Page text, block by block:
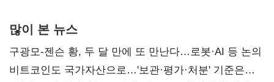
많이 본 뉴스
구광모-젠슨 황, 두 달 만에 또 만난다…로봇·AI 등 논의
비트코인도 국가자산으로…'보관·평가·처분' 기준은